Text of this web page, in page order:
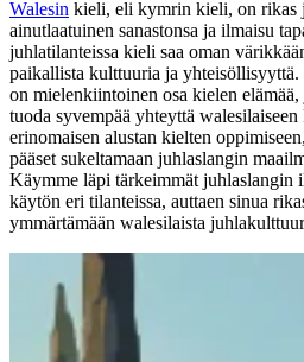
Walesin kieli, eli kymrin kieli, on rikas
ainutlaatuinen sanastonsa ja ilmaisu
juhlatilanteissa kieli saa oman
paikallista kulttuuria ja yhteisöllisyyttä.
on mielenkiintoinen osa kielen
tuoda syvempää yhteyttä
erinomaisen alustan kielten
pääset sukeltamaan juhlaslangin
Käymme läpi tärkeimmät juhlaslangin
käytön eri tilanteissa, auttaen sinua
ymmärtämään walesilaista